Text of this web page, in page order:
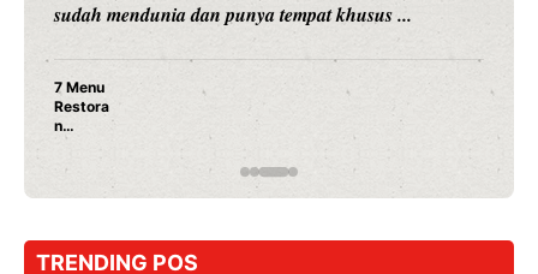
sudah mendunia dan punya tempat khusus ...
7 Menu
Restora
n
Jepang
yang
Dicoba,
Cuma
Sushi!
TRENDING POS